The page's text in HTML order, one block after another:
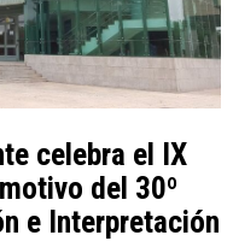
celebra el IX
del 30º
e Interpretación